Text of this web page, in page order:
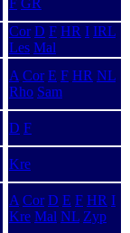
F GR
Cor D F HR I IRL
Les Mal
A Cor E F HR NL
Rho Sam
D F
Kre
A Cor D E F HR I
Kre Mal NL Zyp